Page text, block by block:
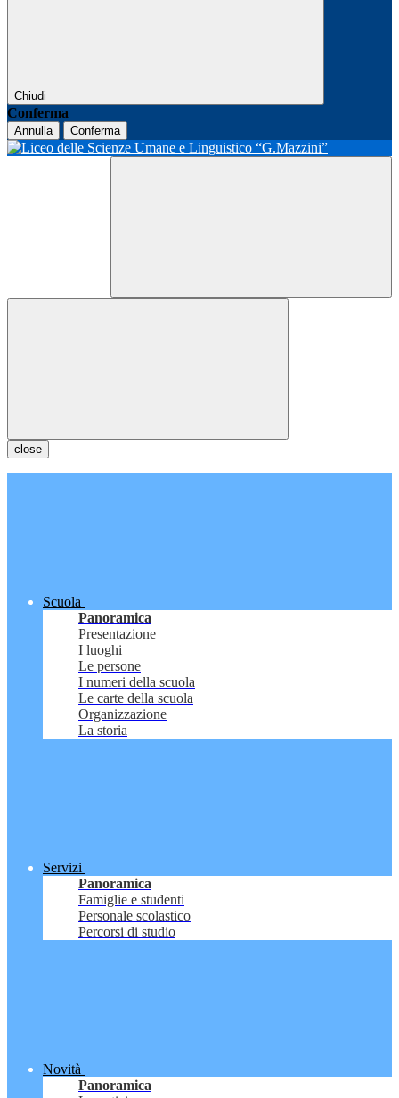
Chiudi
Conferma
Annulla Conferma
close
Scuola
Panoramica
Presentazione
I luoghi
Le persone
I numeri della scuola
Le carte della scuola
Organizzazione
La storia
Servizi
Panoramica
Famiglie e studenti
Personale scolastico
Percorsi di studio
Novità
Panoramica